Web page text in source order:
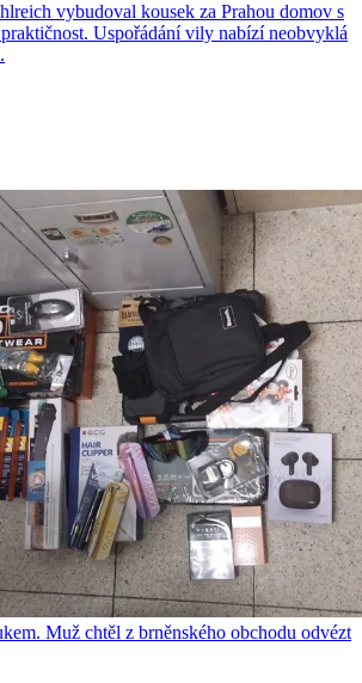
vybudoval kousek za Prahou domov s
Uspořádání vily nabízí neobvyklá
Muž chtěl z brněnského obchodu odvézt